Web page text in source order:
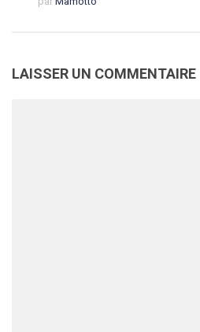
LAISSER UN COMMENTAIRE